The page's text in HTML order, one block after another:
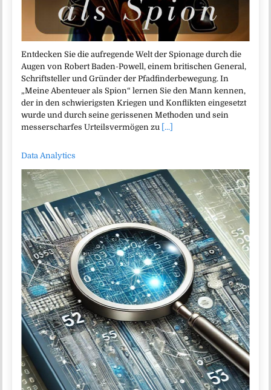
Entdecken Sie die aufregende Welt der Spionage durch die
Augen von Robert Baden-Powell, einem britischen General,
Schriftsteller und Gründer der Pfadfinderbewegung. In
„Meine Abenteuer als Spion“ lernen Sie den Mann kennen,
der in den schwierigsten Kriegen und Konflikten eingesetzt
wurde und durch seine gerissenen Methoden und sein
messerscharfes Urteilsvermögen zu [...]
Data Analytics